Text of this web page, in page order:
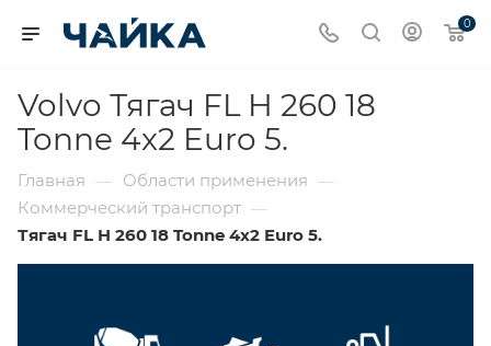
0
Volvo Тягач FL H 260 18
Tonne 4x2 Euro 5.
Главная — Области применения —
Коммерческий транспорт —
Тягач FL H 260 18 Tonne 4x2 Euro 5.